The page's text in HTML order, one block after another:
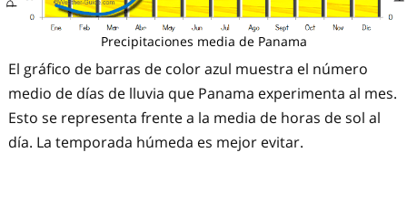
Precipitaciones media de Panama
El gráfico de barras de color azul muestra el número
medio de días de lluvia que Panama experimenta al mes.
Esto se representa frente a la media de horas de sol al
día. La temporada húmeda es mejor evitar.